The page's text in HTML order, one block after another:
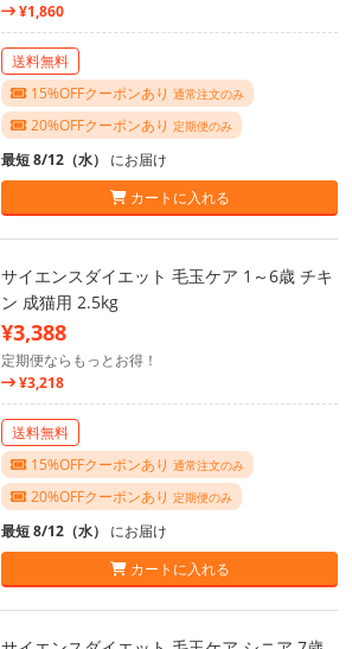
¥1,860
送料無料
15%OFFクーポンあり 通常注文のみ
20%OFFクーポンあり 定期便のみ
最短 8/12（水） にお届け
カートに入れる
サイエンスダイエット 毛玉ケア 1～6歳 チキ
ン 成猫用 2.5kg
¥3,388
定期便ならもっとお得！
¥3,218
送料無料
15%OFFクーポンあり 通常注文のみ
20%OFFクーポンあり 定期便のみ
最短 8/12（水） にお届け
カートに入れる